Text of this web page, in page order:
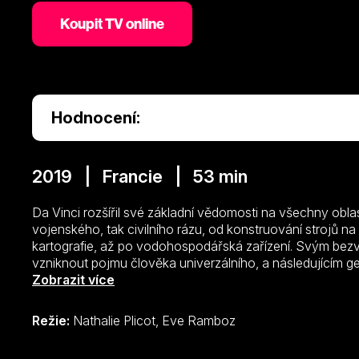
Koupit TV online
Hodnocení:
2019 | Francie | 53 min
Da Vinci rozšířil své základní vědomosti na všechny
vojenského, tak civilního rázu, od konstruování strojů
kartografie, až po vodohospodářská zařízení. Svým
vzniknout pojmu člověka univerzálního, a následujícím
mistrovská díla. Samotné malby však nedokážou podat
našich dnů se dochovaly tisíce listů, což ale představuje
polovinu všech Leonardových poznámek, myšlenek a
Zobrazit více
Režie: Nathalie Plicot, Eve Ramboz